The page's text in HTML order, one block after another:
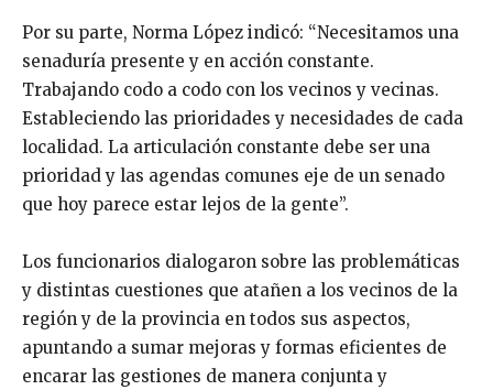
Por su parte, Norma López indicó: “Necesitamos una
senaduría presente y en acción constante.
Trabajando codo a codo con los vecinos y vecinas.
Estableciendo las prioridades y necesidades de cada
localidad. La articulación constante debe ser una
prioridad y las agendas comunes eje de un senado
que hoy parece estar lejos de la gente”.
Los funcionarios dialogaron sobre las problemáticas
y distintas cuestiones que atañen a los vecinos de la
región y de la provincia en todos sus aspectos,
apuntando a sumar mejoras y formas eficientes de
encarar las gestiones de manera conjunta y